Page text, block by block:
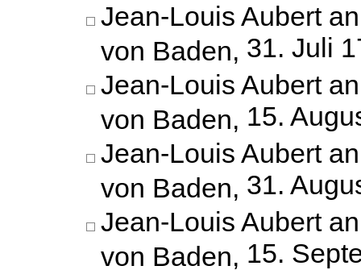
Jean-Louis Aubert
von Baden, 31. Juli
Jean-Louis Aubert
von Baden, 15.
Jean-Louis Aubert
von Baden, 31.
Jean-Louis Aubert
von Baden, 15.